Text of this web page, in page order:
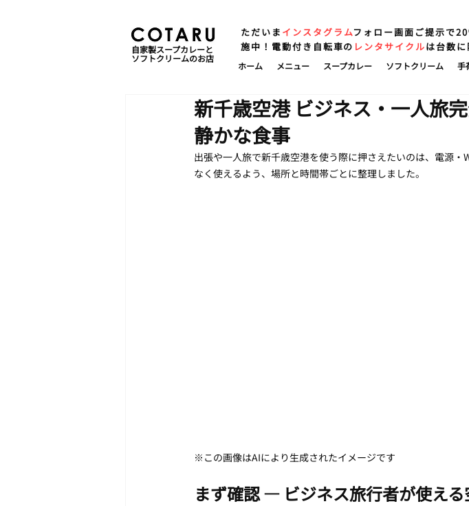
自家製スープカレーと
ソフトクリームのお店
ただいま インスタグラムフォロー画面ご提示で
施中！電動付き自転車の レンタサイクルは台数に
ホーム メニュー スープカレー ソフトクリーム 手
新千歳空港 ビジネス・一人旅
静かな食事
出張や一人旅で新千歳空港を使う際に押さえたいのは、電源
なく使えるよう、場所と時間帯ごとに整理しました。
※この画像はAIにより生成されたイメージです
まず確認 — ビジネス旅行者が使え